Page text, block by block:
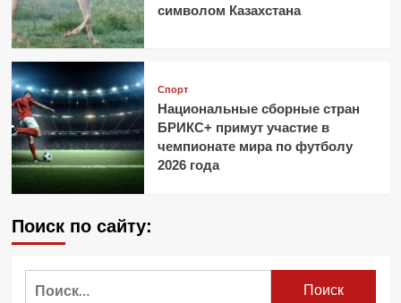
символом Казахстана
Спорт
Национальные сборные стран
БРИКС+ примут участие в
чемпионате мира по футболу
2026 года
Поиск по сайту: